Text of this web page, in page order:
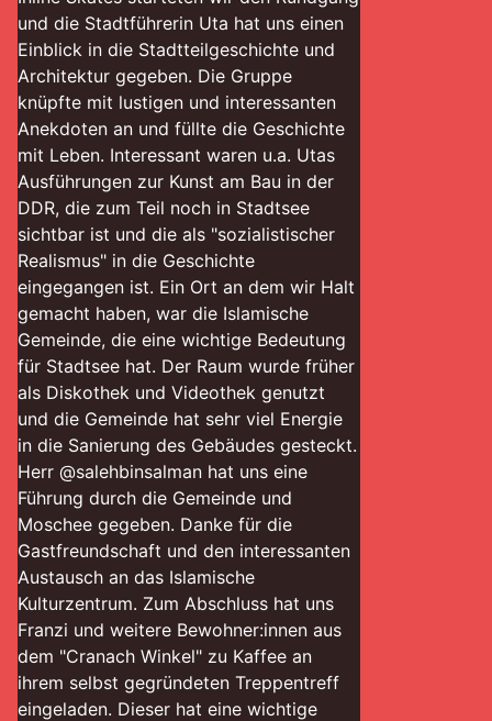
und die Stadtführerin Uta hat uns einen
Einblick in die Stadtteilgeschichte und
Architektur gegeben. Die Gruppe
knüpfte mit lustigen und interessanten
Anekdoten an und füllte die Geschichte
mit Leben. Interessant waren u.a. Utas
Ausführungen zur Kunst am Bau in der
DDR, die zum Teil noch in Stadtsee
sichtbar ist und die als "sozialistischer
Realismus" in die Geschichte
eingegangen ist. Ein Ort an dem wir Halt
gemacht haben, war die Islamische
Gemeinde, die eine wichtige Bedeutung
für Stadtsee hat. Der Raum wurde früher
als Diskothek und Videothek genutzt
und die Gemeinde hat sehr viel Energie
in die Sanierung des Gebäudes gesteckt.
Herr @salehbinsalman hat uns eine
Führung durch die Gemeinde und
Moschee gegeben. Danke für die
Gastfreundschaft und den interessanten
Austausch an das Islamische
Kulturzentrum. Zum Abschluss hat uns
Franzi und weitere Bewohner:innen aus
dem "Cranach Winkel" zu Kaffee an
ihrem selbst gegründeten Treppentreff
eingeladen. Dieser hat eine wichtige